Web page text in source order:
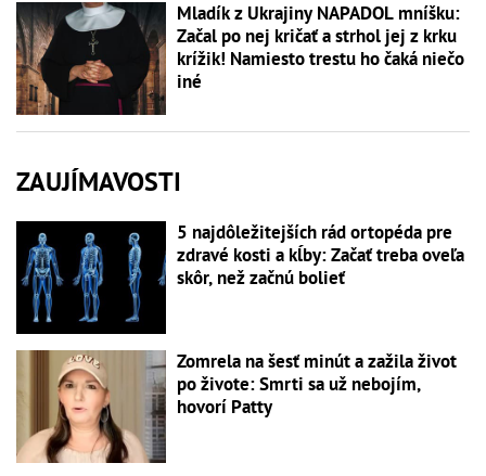
Mladík z Ukrajiny NAPADOL mníšku:
Začal po nej kričať a strhol jej z krku
krížik! Namiesto trestu ho čaká niečo
iné
ZAUJÍMAVOSTI
5 najdôležitejších rád ortopéda pre
zdravé kosti a kĺby: Začať treba oveľa
skôr, než začnú bolieť
Zomrela na šesť minút a zažila život
po živote: Smrti sa už nebojím,
hovorí Patty